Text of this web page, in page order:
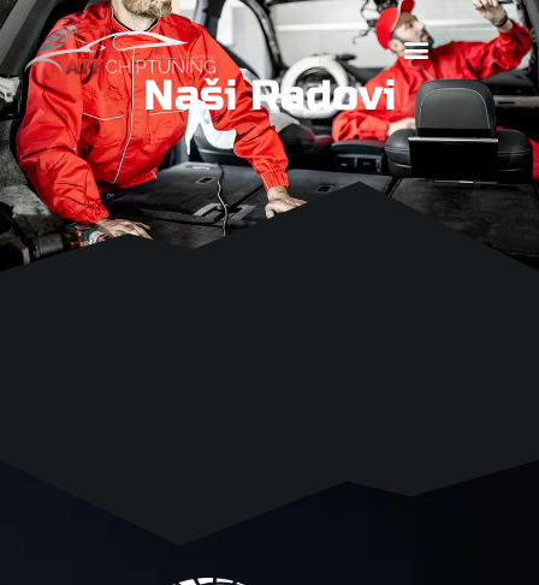
Naši Radovi